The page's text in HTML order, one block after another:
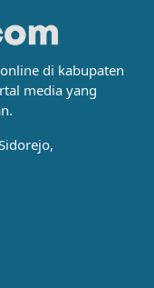
di kabupaten
media yang